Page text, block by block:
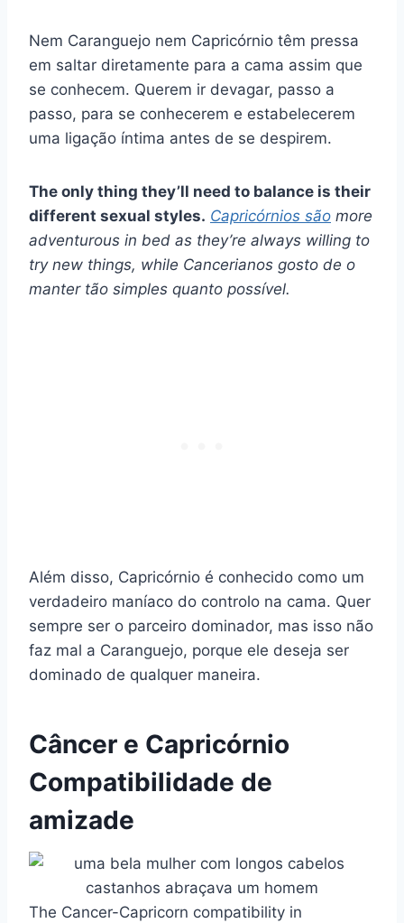
Nem Caranguejo nem Capricórnio têm pressa
em saltar diretamente para a cama assim que
se conhecem. Querem ir devagar, passo a
passo, para se conhecerem e estabelecerem
uma ligação íntima antes de se despirem.
The only thing they’ll need to balance is their
different sexual styles. Capricórnios são more
adventurous in bed as they’re always willing to
try new things, while Cancerianos gosto de o
manter tão simples quanto possível.
Além disso, Capricórnio é conhecido como um
verdadeiro maníaco do controlo na cama. Quer
sempre ser o parceiro dominador, mas isso não
faz mal a Caranguejo, porque ele deseja ser
dominado de qualquer maneira.
Câncer e Capricórnio
Compatibilidade de
amizade
The Cancer-Capricorn compatibility in